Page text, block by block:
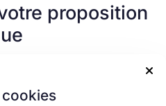
proposition
d'autre ne peut offrir ?
magasin, de vos
?

cookies